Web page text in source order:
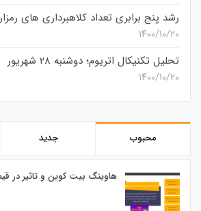
رشد پنج برابری تعداد کلاهبرداری های
۱۴۰۰/۱۰/۲۰
تحلیل تکنیکال اتریوم؛ دوشنبه 28 شهریور
۱۴۰۰/۱۰/۲۰
محبوب جدید
هاوینگ بیت کوین و تاثیر در